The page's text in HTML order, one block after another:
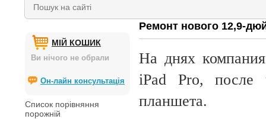
МІЙ КОШИК
Ви нічого не обрали
Он-лайн консультація
Список порівняння
порожній
Ремонт нового 12,9-
На днях
iPad Pro, после
планшета.